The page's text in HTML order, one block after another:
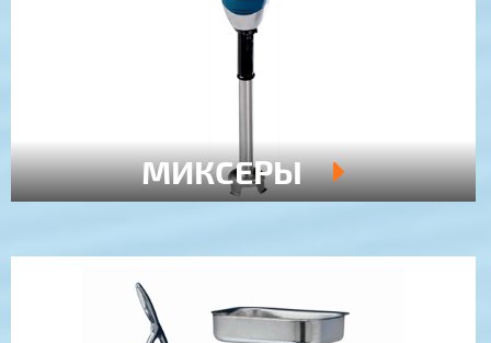
МИКСЕРЫ